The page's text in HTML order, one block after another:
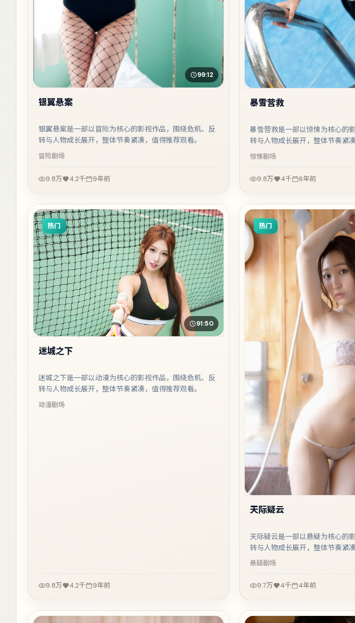
99:12
银翼悬案
银翼悬案是一部以冒险为核心的影视作品，围绕危机、反
转与人物成长展开，整体节奏紧凑，值得推荐观看。
冒险剧场
9.8万 4.2千 9年前
暴雪营救
暴雪营救是一部以惊悚为核心的
转与人物成长展开，整体节奏紧
惊悚剧场
9.8万 4千 6年前
热门
91:50
迷城之下
迷城之下是一部以动漫为核心的影视作品，围绕危机、反
转与人物成长展开，整体节奏紧凑，值得推荐观看。
动漫剧场
9.8万 4.2千 9年前
热门
天际疑云
天际疑云是一部以悬疑为核心的
转与人物成长展开，整体节奏紧
悬疑剧场
9.7万 4千 4年前